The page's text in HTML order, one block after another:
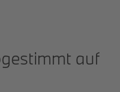
auf